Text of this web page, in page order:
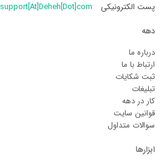
پست الکترونیکی
support[At]Deheh[Dot]com
دهه
درباره ما
ارتباط با ما
ثبت شکایات
تبلیغات
کار در دهه
قوانین سایت
سوالات متداول
ابزارها